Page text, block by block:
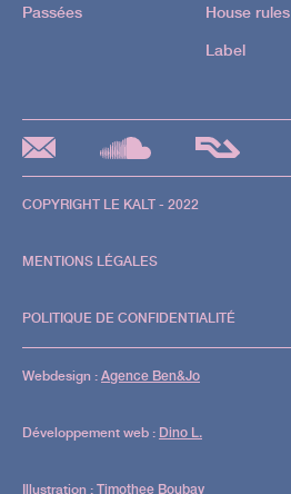
Passées
House rules
Label
COPYRIGHT LE KALT - 2022
MENTIONS LÉGALES
POLITIQUE DE CONFIDENTIALITÉ
Webdesign : Agence Ben&Jo
Développement web : Dino L.
Illustration : Timothee Boubay